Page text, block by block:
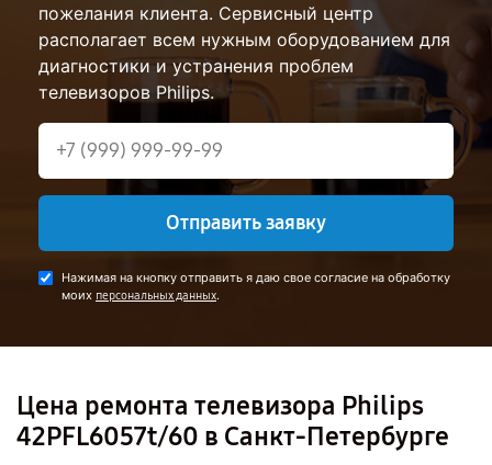
пожелания клиента. Сервисный центр
располагает всем нужным оборудованием для
диагностики и устранения проблем
телевизоров Philips.
Отправить заявку
Нажимая на кнопку отправить я даю свое согласие на обработку
моих персональных данных.
Цена ремонта телевизора Philips
42PFL6057t/60 в Санкт-Петербурге